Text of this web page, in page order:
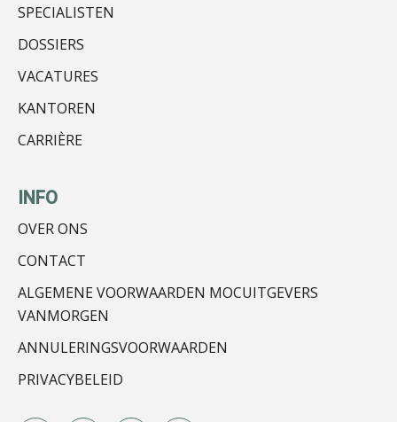
SPECIALISTEN
DOSSIERS
VACATURES
KANTOREN
CARRIÈRE
INFO
OVER ONS
CONTACT
ALGEMENE VOORWAARDEN MOCUITGEVERS
VANMORGEN
ANNULERINGSVOORWAARDEN
PRIVACYBELEID